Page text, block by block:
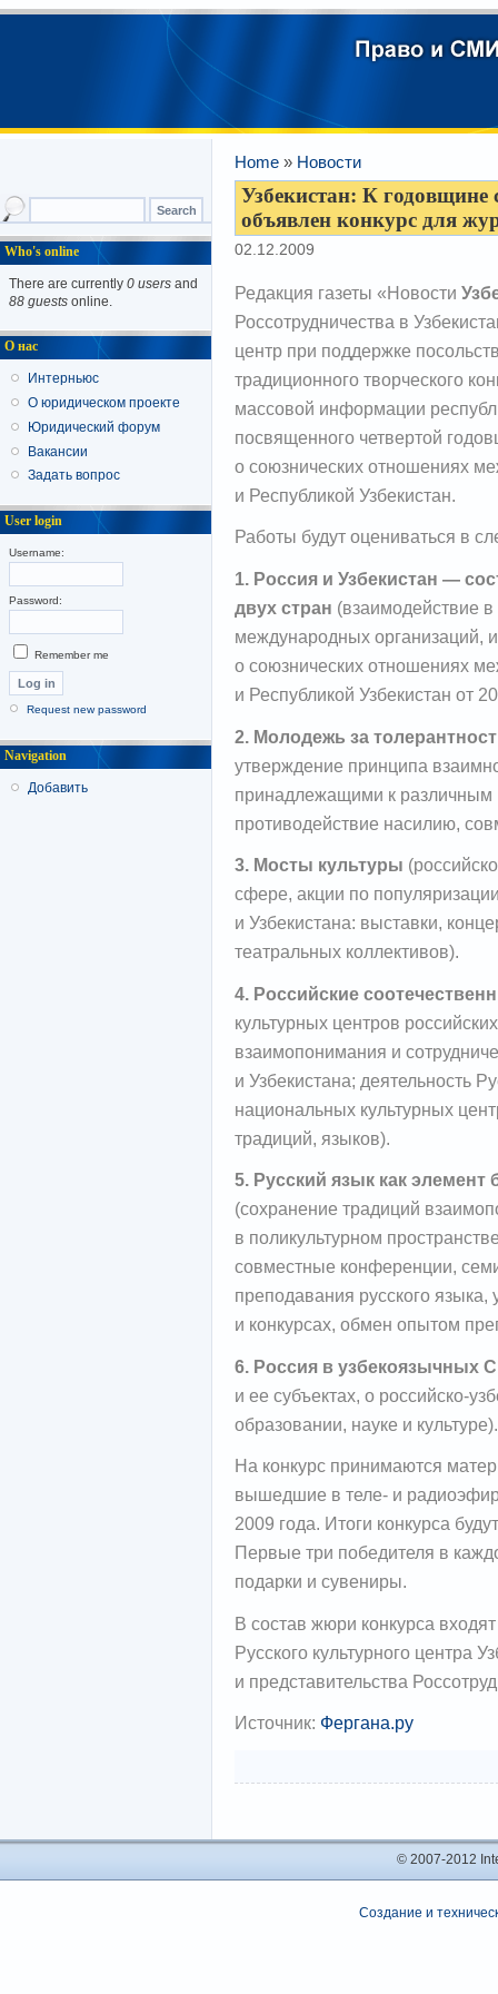
Home » Новости
Узбекистан: К годовщине
объявлен конкурс для
02.12.2009
Редакция газеты «Новости
Россотрудничества в
центр при поддержке
традиционного творческого
массовой информации
посвященного четвертой
о союзнических отношениях
и Республикой Узбекистан.
Работы будут оцениваться в
1. Россия и Узбекистан —
двух стран (взаимодействие
международных организаций,
о союзнических отношениях
и Республикой Узбекистан от
2. Молодежь за
утверждение принципа
принадлежащими к различным
противодействие насилию,
3. Мосты культуры
сфере, акции по
и Узбекистана: выставки,
театральных коллективов).
4. Российские
культурных центров
взаимопонимания и
и Узбекистана; деятельность
национальных культурных
традиций, языков).
5. Русский язык как
(сохранение традиций
в поликультурном
совместные конференции,
преподавания русского
и конкурсах, обмен опытом
6. Россия в узбекоязычных
и ее субъектах, о российско-
образовании, науке и культуре).
На конкурс принимаются
вышедшие в теле- и
2009 года. Итоги конкурса
Первые три победителя в
подарки и сувениры.
В состав жюри конкурса
Русского культурного центра
и представительства
Источник: Фергана.ру
Who's online
There are currently 0 users and
88 guests online.
О нас
Интерньюс
О юридическом проекте
Юридический форум
Вакансии
Задать вопрос
User login
Username:
Password:
Remember me
Request new password
Navigation
Добавить
© 2007-2012
Создание и